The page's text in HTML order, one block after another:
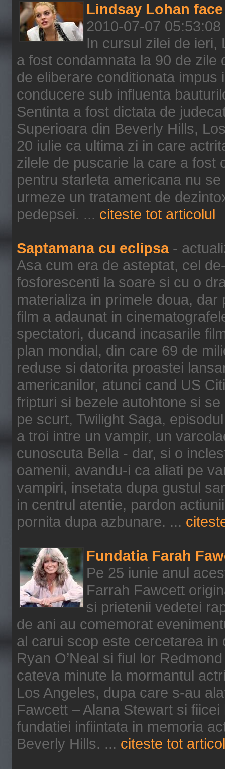
Lindsay Lohan
2010-07-07 05:53:08
In cursul zilei de ieri,
a fost condamnata la 90 de
de eliberare conditionata
conducere sub influenta
Sentinta a fost dictata de
Superioara din Beverly Hills,
20 iulie ca ultima zi in care
zilele de puscarie la care a fost
pentru starleta americana nu
urmeze un tratament de
pedepsei. ... citeste tot articolul
Saptamana cu eclipsa-
Asa cum era de asteptat, cel
fosforescenti la soare si cu o
materializa in primele doua,
film a adaunat in
spectatori, ducand incasarile
plan mondial, din care 69 de
reduse si datorita proastei
americanilor, atunci cand US
fripturi si bezele autohtone si
pe scurt, Twilight Saga,
a troi intre un vampir, un
cunoscuta Bella - dar, si o
oamenii, avandu-i ca aliati pe
vampiri, insetata dupa gustul
in centrul atentie, pardon
pornita dupa azbunare. ...
Fundatia Farah
Pe 25 iunie anul
Farrah Fawcett
si prietenii vedetei
de ani au comemorat
al carui scop este cercetarea
Ryan O’Neal si fiul lor
cateva minute la mormantul
Los Angeles, dupa care s-au
Fawcett – Alana Stewart si fiicei
fundatiei infiintata in memoria
Beverly Hills. ... citeste tot